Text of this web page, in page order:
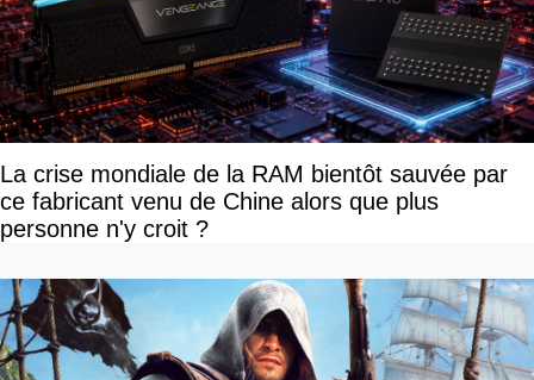
La crise mondiale de la RAM bientôt sauvée par
ce fabricant venu de Chine alors que plus
personne n'y croit ?